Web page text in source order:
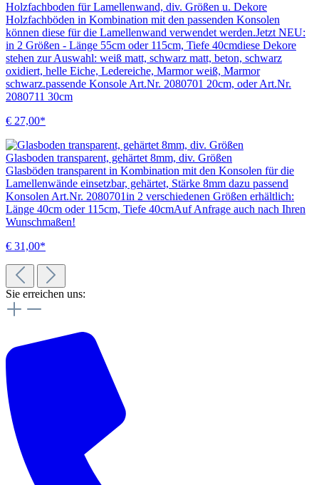
Holzfachboden für Lamellenwand, div. Größen u. Dekore
Holzfachböden in Kombination mit den passenden Konsolen
können diese für die Lamellenwand verwendet werden.Jetzt NEU:
in 2 Größen - Länge 55cm oder 115cm, Tiefe 40cmdiese Dekore
stehen zur Auswahl: weiß matt, schwarz matt, beton, schwarz
oxidiert, helle Eiche, Ledereiche, Marmor weiß, Marmor
schwarz.passende Konsole Art.Nr. 2080701 20cm, oder Art.Nr.
2080711 30cm
€ 27,00*
Glasboden transparent, gehärtet 8mm, div. Größen
Glasböden transparent in Kombination mit den Konsolen für die
Lamellenwände einsetzbar, gehärtet, Stärke 8mm dazu passend
Konsolen Art.Nr. 2080701in 2 verschiedenen Größen erhältlich:
Länge 40cm oder 115cm, Tiefe 40cmAuf Anfrage auch nach Ihren
Wunschmaßen!
€ 31,00*
Sie erreichen uns: